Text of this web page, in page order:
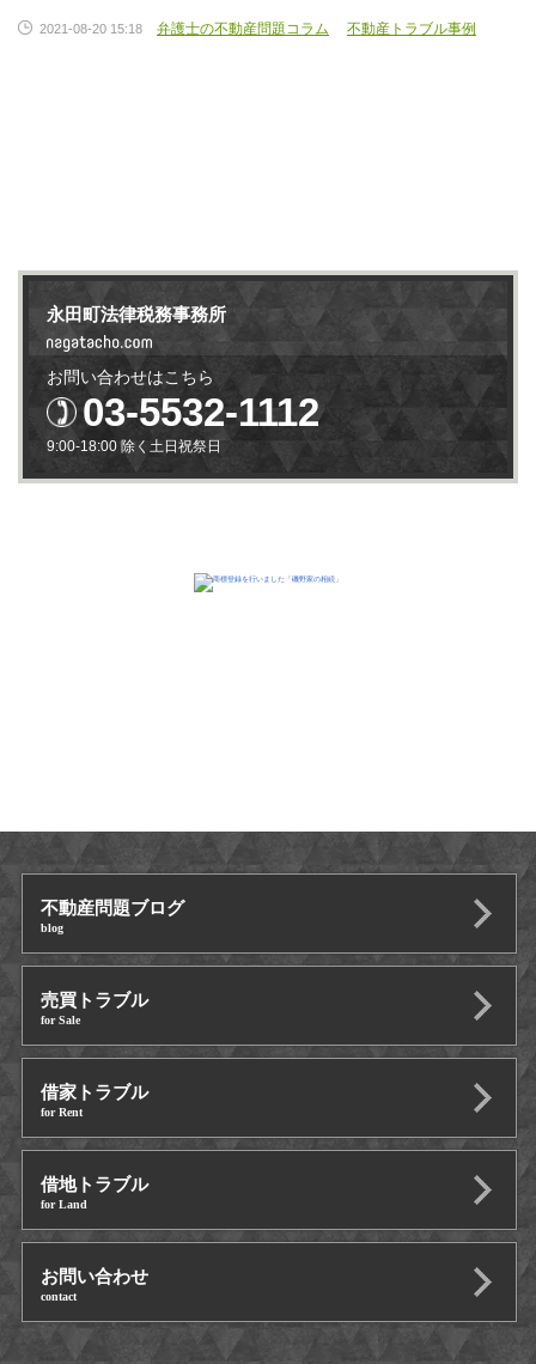
2021-08-20 15:18 弁護士の不動産問題コラム 不動産トラブル事例
永田町法律税務事務所
お問い合わせはこちら
03-5532-1112
9:00-18:00 除く土日祝祭日
不動産問題ブログ
blog
売買トラブル
for Sale
借家トラブル
for Rent
借地トラブル
for Land
お問い合わせ
contact